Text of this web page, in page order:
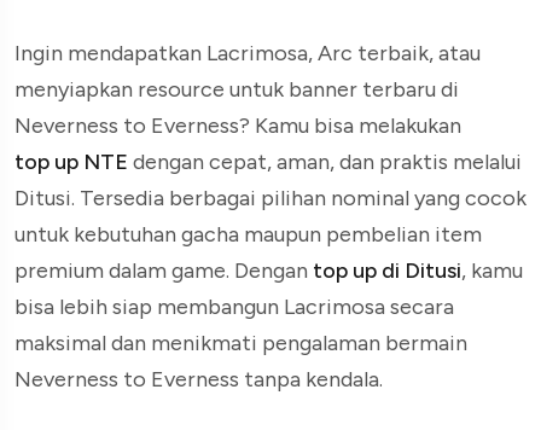
Ingin mendapatkan Lacrimosa, Arc terbaik, atau
menyiapkan resource untuk banner terbaru di
Neverness to Everness? Kamu bisa melakukan
top up NTE dengan cepat, aman, dan praktis melalui
Ditusi. Tersedia berbagai pilihan nominal yang cocok
untuk kebutuhan gacha maupun pembelian item
premium dalam game. Dengan top up di Ditusi, kamu
bisa lebih siap membangun Lacrimosa secara
maksimal dan menikmati pengalaman bermain
Neverness to Everness tanpa kendala.